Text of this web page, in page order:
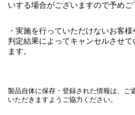
いする場合がございますので予めご
・実施を行っていただけないお客
判定結果によってキャンセルさせ
ます。
製品自体に保存・登録された情報は、 ご
いただきますようご協力ください。